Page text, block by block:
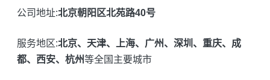
公司地址:北京朝阳区北苑路40号
服务地区:北京、天津、上海、广州、深圳、重庆、成
都、西安、杭州等全国主要城市